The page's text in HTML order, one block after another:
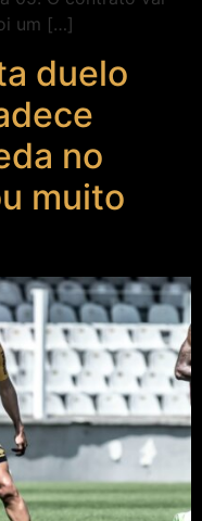
um […]
duelo
no
muito